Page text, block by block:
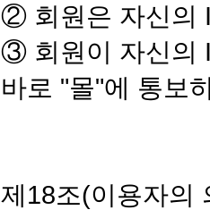
② 회원은 자신의
③ 회원이 자신의
바로 "몰"에 통보
제18조(이용자의